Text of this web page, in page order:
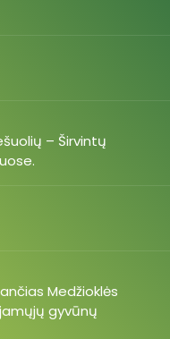
– Širvintų
Medžioklės
gyvūnų